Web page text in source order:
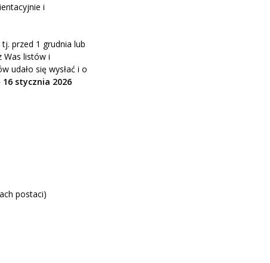
i
przed 1 grudnia lub
Was listów i
udało się wysłać i o
16 stycznia 2026
postaci)